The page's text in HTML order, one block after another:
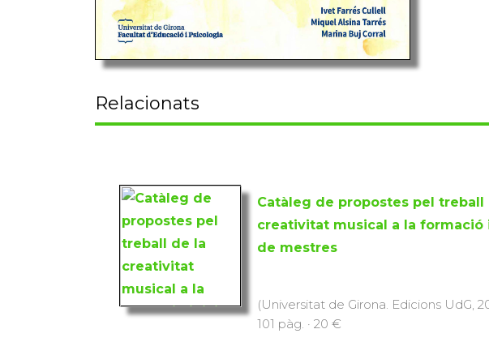
Relacionats
Catàleg de propostes pel treball
creativitat musical a la formació
de mestres
(Universitat de Girona. Edicions UdG,
101 pàg. · 20 €